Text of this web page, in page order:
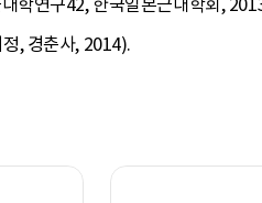
학연구42, 한국일본근대학회,
, 경춘사, 2014).